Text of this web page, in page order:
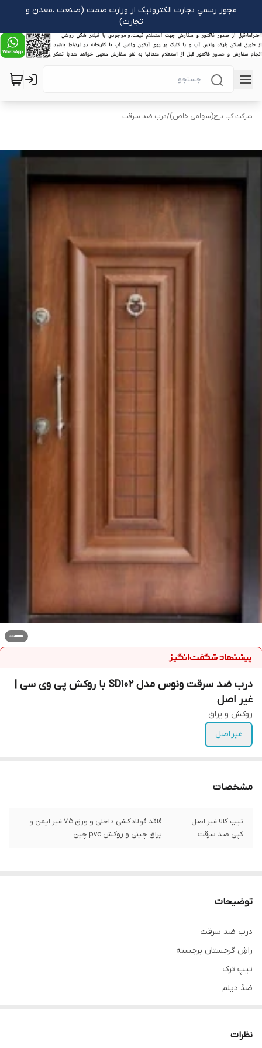
مجوز رسمیِ تجارت الکترونیک از وزارت صمت (صنعت ،معدن و
تجارت)
شرکت کیا برج(سهامی خاص)/درب ضد سرقت
درب ضد سرقت ونوس مدل SD102 با روکش پی وی سی |
غیر اصل
روکش و یراق
غیر اصل
مشخصات
تیپ کالا غیر اصل
کپی ضد سرقت
فاقد فولادکشی داخلی و ورق ۷۵ غیر ایمن و
یراق چینی و روکش pvc چین
توضیحات
درب ضد سرقت
راشِ گرجستان برجسته
تیپِ ترک
ضدّ دیلم
قفلِ دو تکه کاله ترکیه ۵ سال ضمانت
نظرات